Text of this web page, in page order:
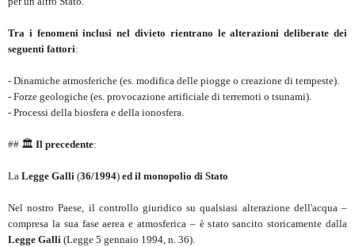
Tra i fenomeni inclusi nel divieto rientrano le alterazioni deliberate dei
seguenti fattori:
- Dinamiche atmosferiche (es. modifica delle piogge o creazione di tempeste).
- Forze geologiche (es. provocazione artificiale di terremoti o tsunami).
- Processi della biosfera e della ionosfera.
## 🏛️ Il precedente:
La Legge Galli (36/1994) ed il monopolio di Stato
Nel nostro Paese, il controllo giuridico su qualsiasi alterazione dell'acqua –
compresa la sua fase aerea e atmosferica – è stato sancito storicamente dalla
Legge Galli (Legge 5 gennaio 1994, n. 36).